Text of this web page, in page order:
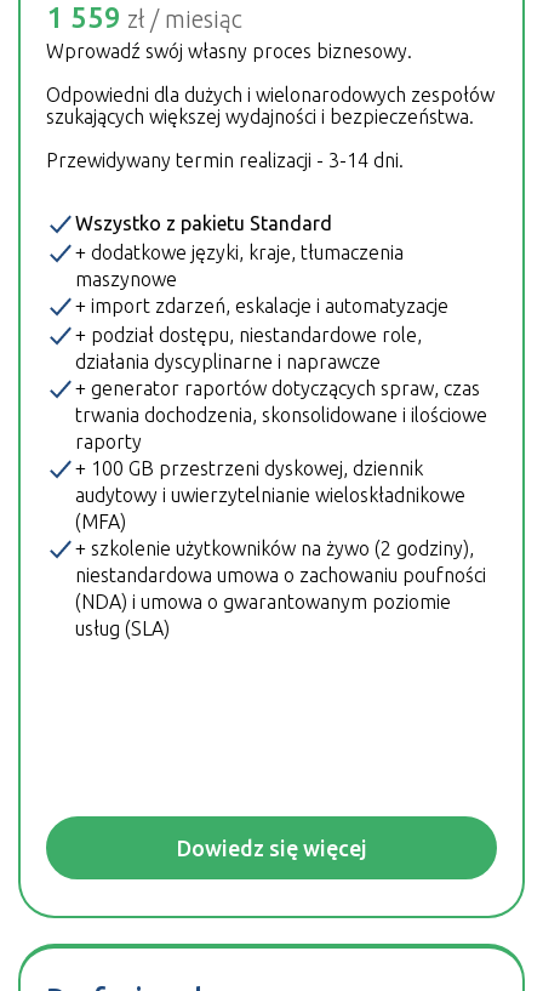
1 559 zł‎ / miesiąc
Wprowadź swój własny proces biznesowy.
Odpowiedni dla dużych i wielonarodowych zespołów
szukających większej wydajności i bezpieczeństwa.
Przewidywany termin realizacji - 3-14 dni.
Wszystko z pakietu Standard
+ dodatkowe języki, kraje, tłumaczenia
maszynowe
+ import zdarzeń, eskalacje i automatyzacje
+ podział dostępu, niestandardowe role,
działania dyscyplinarne i naprawcze
+ generator raportów dotyczących spraw, czas
trwania dochodzenia, skonsolidowane i ilościowe
raporty
+ 100 GB przestrzeni dyskowej, dziennik
audytowy i uwierzytelnianie wieloskładnikowe
(MFA)
+ szkolenie użytkowników na żywo (2 godziny),
niestandardowa umowa o zachowaniu poufności
(NDA) i umowa o gwarantowanym poziomie
usług (SLA)
Dowiedz się więcej